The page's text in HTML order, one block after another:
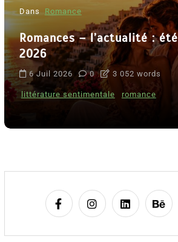
Dans Romance
Romances – l’actualité : été
2026
6 Juil 2026 0 3 052 words
littérature sentimentale romance